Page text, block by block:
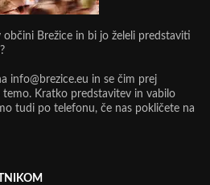
Brežice in bi jo želeli predstaviti
info@brezice.eu in se čim prej
Kratko predstavitev in vabilo
tudi po telefonu, če nas pokličete na